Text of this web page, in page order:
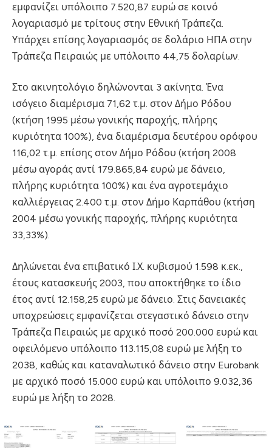
εμφανίζει υπόλοιπο 7.520,87 ευρώ σε κοινό
λογαριασμό με τρίτους στην Εθνική Τράπεζα.
Υπάρχει επίσης λογαριασμός σε δολάριο ΗΠΑ στην
Τράπεζα Πειραιώς με υπόλοιπο 44,75 δολαρίων.
Στο ακινητολόγιο δηλώνονται 3 ακίνητα. Ένα
ισόγειο διαμέρισμα 71,62 τ.μ. στον Δήμο Ρόδου
(κτήση 1995 μέσω γονικής παροχής, πλήρης
κυριότητα 100%), ένα διαμέρισμα δευτέρου ορόφου
116,02 τ.μ. επίσης στον Δήμο Ρόδου (κτήση 2008
μέσω αγοράς αντί 179.865,84 ευρώ με δάνειο,
πλήρης κυριότητα 100%) και ένα αγροτεμάχιο
καλλιέργειας 2.400 τ.μ. στον Δήμο Καρπάθου (κτήση
2004 μέσω γονικής παροχής, πλήρης κυριότητα
33,33%).
Δηλώνεται ένα επιβατικό Ι.Χ. κυβισμού 1.598 κ.εκ.,
έτους κατασκευής 2003, που αποκτήθηκε το ίδιο
έτος αντί 12.158,25 ευρώ με δάνειο. Στις δανειακές
υποχρεώσεις εμφανίζεται στεγαστικό δάνειο στην
Τράπεζα Πειραιώς με αρχικό ποσό 200.000 ευρώ και
οφειλόμενο υπόλοιπο 113.115,08 ευρώ με λήξη το
2038, καθώς και καταναλωτικό δάνειο στην Eurobank
με αρχικό ποσό 15.000 ευρώ και υπόλοιπο 9.032,36
ευρώ με λήξη το 2028.